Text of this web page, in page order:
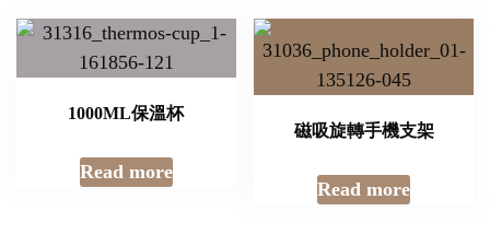
1000ML保溫杯
Read more
磁吸旋轉手機支架
Read more